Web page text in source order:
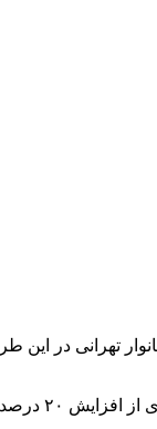
حوزه اشتغال و تعاون هفته جاری به تغییر شرط استفاده از